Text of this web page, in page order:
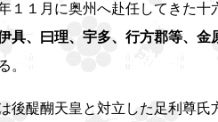
１１月に奥州へ赴任してきた十
具、曰理、宇多、行方郡等、金
。
後醍醐天皇と対立した足利尊